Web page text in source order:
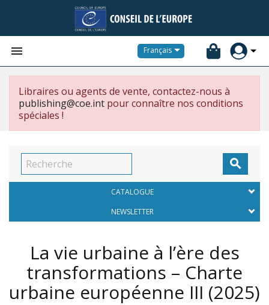
 Français
Libraires ou agents de vente, contactez-nous à
publishing@coe.int pour connaître nos conditions
spéciales !

CATALOGUE
NEWSLETTER
La vie urbaine à l’ère des
transformations – Charte
urbaine européenne III (2025)